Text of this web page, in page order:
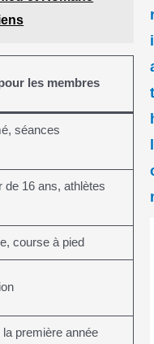
les membres
séances
de 16 ans, athlètes
course à pied
première année
i
l